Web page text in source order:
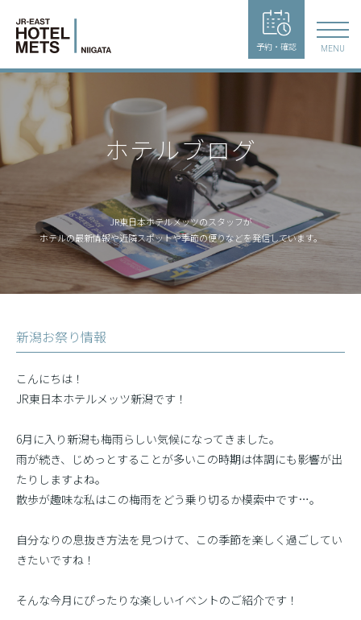
予約・確認 MENU
ホテルブログ
JR東日本ホテルメッツのスタッフが
ホテルの最新情報や近隣スポットや季節の便りなどを発信しています。
新潟お祭り情報
こんにちは！
JR東日本ホテルメッツ新潟です！
6月に入り新潟も梅雨らしい気候になってきました。
雨が続き、じめっとすることが多いこの時期は体調にも影響が出
たりしますよね。
散歩が趣味な私はこの梅雨をどう乗り切るか模索中です…。
自分なりの息抜き方法を見つけて、この季節を楽しく過ごしてい
きたいですね！
そんな今月にぴったりな楽しいイベントのご紹介です！